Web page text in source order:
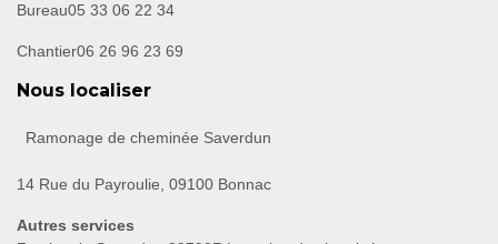
Bureau05 33 06 22 34
Chantier06 26 96 23 69
Nous localiser
Ramonage de cheminée Saverdun
14 Rue du Payroulie, 09100 Bonnac
Autres services